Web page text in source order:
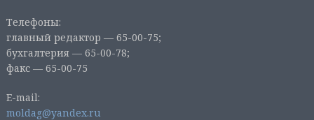
Телефоны:
главный редактор — 65-00-75;
бухгалтерия — 65-00-78;
факс — 65-00-75
E-mail:
moldag@yandex.ru